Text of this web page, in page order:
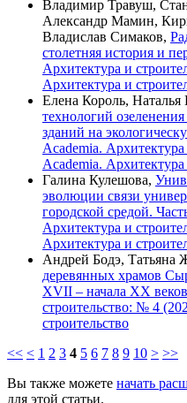
Владимир Травуш,
Александр Мамин,
Владислав Симаков,
столетняя история и
Архитектура и
Архитектура и
Елена Король,
технологий
зданий на
Academia.
Academia. Архитектура
Галина Кулешова,
эволюции связи
городской средой.
Архитектура и
Архитектура и
Андрей Бодэ, Татьяна
деревянных храмов
XVII – начала XX веков
строительство: № 4
строительство
<< < 1 2 3 4 5 6 7 8 9 10 > >>
Вы также можете начать
для этой статьи.